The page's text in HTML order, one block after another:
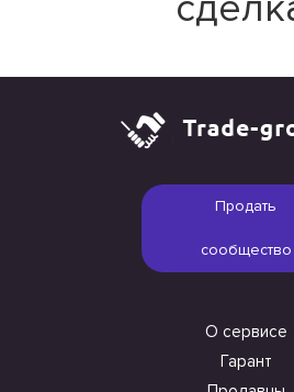
Продать
сообщество
О сервисе
Гарант